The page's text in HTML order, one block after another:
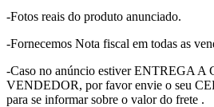
-Fotos reais do produto anunciado.
-Fornecemos Nota fiscal em todas as
-Caso no anúncio estiver ENTREGA
VENDEDOR, por favor envie o seu
para se informar sobre o valor do frete .